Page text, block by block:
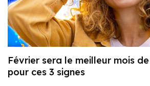
Février sera le meilleur mois de
pour ces 3 signes